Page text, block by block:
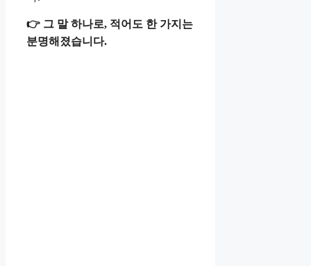
👉 그 말 하나로, 적어도 한 가지는
분명해졌습니다.